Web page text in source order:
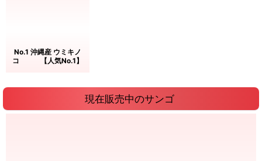
No.1 沖縄産 ウミキノ
コ 【人気No.1】
現在販売中のサンゴ